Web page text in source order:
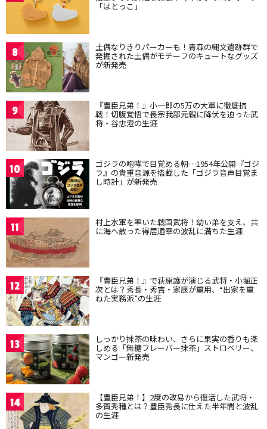
「はとっこ」
8 土偶なりきりパーカーも！青森の縄文遺跡群で
発掘された土偶がモチーフのキュートなグッズ
が新発売
9 『豊臣兄弟！』小一郎の5万の大軍に徹底抗
戦！切腹覚悟で長宗我部元親に降伏を迫った武
将・谷忠澄の生涯
10 ゴジラの咆哮で目覚める朝…1954年公開『ゴジ
ラ』の貴重音源を搭載した「ゴジラ音声目覚ま
し時計」が新発売
11 村上水軍を率いた戦国武将！幼い弟を支え、共
に海へ散った得居通幸の波乱に満ちた生涯
12 『豊臣兄弟！』で萩原護が演じる武将・小堀正
次とは？秀長・秀吉・家康が重用、“出家を重
ねた実務派”の生涯
13 しっかり抹茶の味わい、さらに果実の香りも楽
しめる「無糖フレーバー抹茶」ストロベリー、
マンゴー新発売
14 【豊臣兄弟！】2度の改易から復活した武将・
多賀秀種とは？豊臣秀長に仕えた半年間と波乱
の生涯